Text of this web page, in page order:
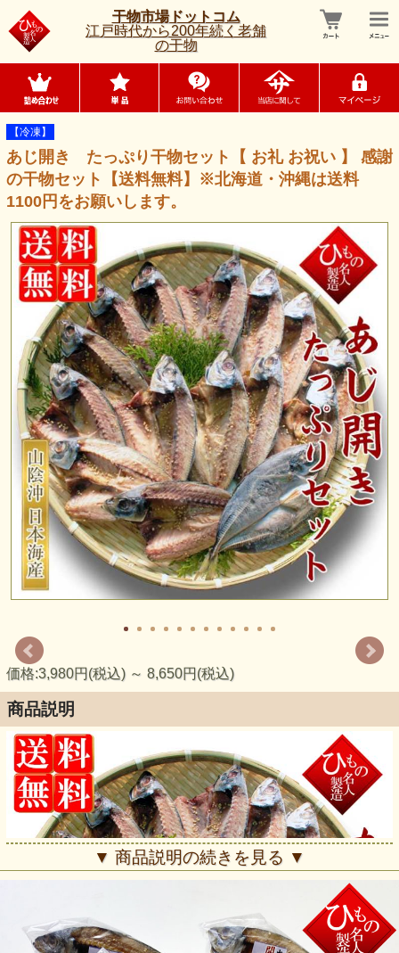
干物市場ドットコム
江戸時代から200年続く老舗
の干物
【冷凍】
あじ開き たっぷり干物セット【 お礼 お祝い 】 感謝
の干物セット【送料無料】※北海道・沖縄は送料
1100円をお願いします。
価格:3,980円(税込) ～ 8,650円(税込)
商品説明
▼ 商品説明の続きを見る ▼